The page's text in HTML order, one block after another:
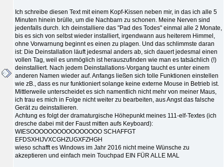
Ich schreibe diesen Text mit einem Kopf-Kissen neben mir, in das ich alle 5
Minuten hinein brülle, um die Nachbarn zu schonen. Meine Nerven sind
jedenfalls durch. Ich deinstalliere das "Pad des Todes" einmal alle 2 Monate,
bis es sich von selbst wieder installiert, irgendwann aus heiterem Himmel,
ohne Vorwarnung beginnt es einen zu plagen. Und das schlimmste daran
ist: Die Deinstallation läuft jedesmal anders ab, sich dauert jedesmal einen
vollen Tag, weil es unmöglich ist herauszufinden wie man es tatsächlich (!)
deinstalliert. Nach jedem Deinstallations-Vorgang taucht es unter einem
anderen Namen wieder auf. Anfangs ließen sich tolle Funktionen einstellen
wie zB., dass es nur funktioniert solange keine externe Mouse in Betrieb ist.
Mittlerweile unterscheidet es sich namentlich nicht mehr von meiner Maus,
ich trau es mich in Folge nicht weiter zu bearbeiten, aus Angst das falsche
Gerät zu deinstallieren.
Achtung es folgt der dramaturgische Höhepunkt meines 111-elf-Textes (ich
dresche dabei mit der Faust mitten aufs Keyboard):
WIESOOOOOOOOOOOOOOOO SCHAFFGT
EFDSXHIJVXCGHZUGXFZHGH
wieso schafft es Windows im Jahr 2016 nicht meine Wünsche zu
akzeptieren und einfach mein Touchpad EIN FÜR ALLE MAL